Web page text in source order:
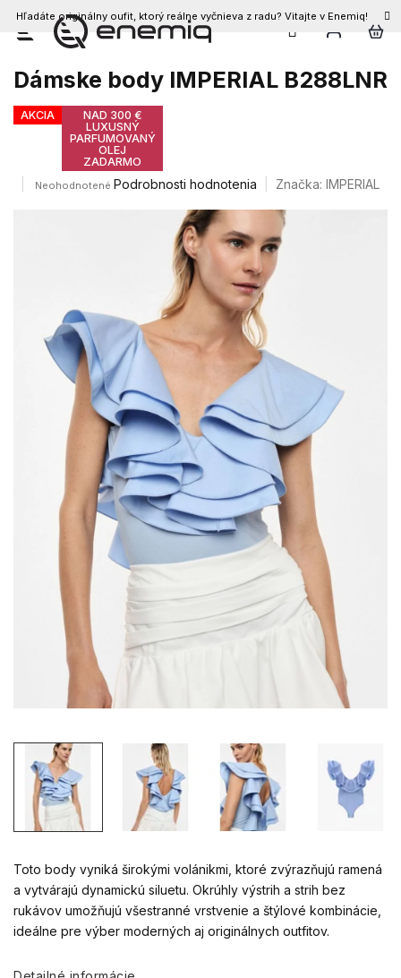
Prejsť
obsah
Hľadáte originálny oufit, ktorý reálne vyčnieva z radu? Vitajte v Enemiq!
Dámske body IMPERIAL B288LNR
AKCIA
NAD 300 €
LUXUSNÝ
PARFUMOVANÝ
OLEJ
ZADARMO
Priemerné
Neohodnotené Podrobnosti hodnotenia Značka: IMPERIAL
Toto body vyniká širokými volánikmi, ktoré zvýrazňujú ramená
a vytvárajú dynamickú siluetu. Okrúhly výstrih a strih bez
rukávov umožňujú všestranné vrstvenie a štýlové kombinácie,
ideálne pre výber moderných aj originálnych outfitov.